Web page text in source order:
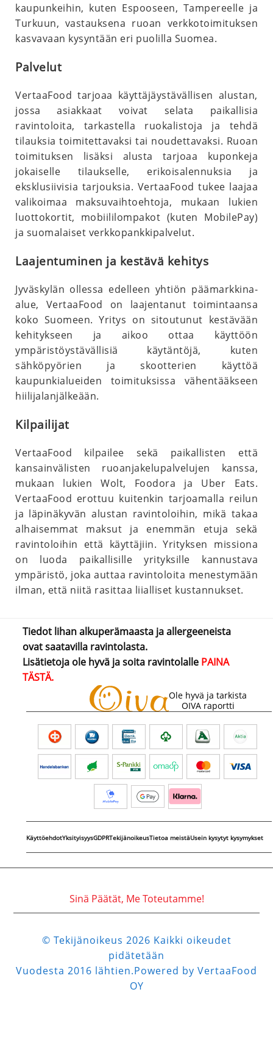
kaupunkeihin, kuten Espooseen, Tampereelle ja
Turkuun, vastauksena ruoan verkkotoimituksen
kasvavaan kysyntään eri puolilla Suomea.
Palvelut
VertaaFood tarjoaa käyttäjäystävällisen alustan,
jossa asiakkaat voivat selata paikallisia
ravintoloita, tarkastella ruokalistoja ja tehdä
tilauksia toimitettavaksi tai noudettavaksi. Ruoan
toimituksen lisäksi alusta tarjoaa kuponkeja
jokaiselle tilaukselle, erikoisalennuksia ja
eksklusiivisia tarjouksia. VertaaFood tukee laajaa
valikoimaa maksuvaihtoehtoja, mukaan lukien
luottokortit, mobiililompakot (kuten MobilePay)
ja suomalaiset verkkopankkipalvelut.
Laajentuminen ja kestävä kehitys
Jyväskylän ollessa edelleen yhtiön päämarkkina-
alue, VertaaFood on laajentanut toimintaansa
koko Suomeen. Yritys on sitoutunut kestävään
kehitykseen ja aikoo ottaa käyttöön
ympäristöystävällisiä käytäntöjä, kuten
sähköpyörien ja skootterien käyttöä
kaupunkialueiden toimituksissa vähentääkseen
hiilijalanjälkeään.
Kilpailijat
VertaaFood kilpailee sekä paikallisten että
kansainvälisten ruoanjakelupalvelujen kanssa,
mukaan lukien Wolt, Foodora ja Uber Eats.
VertaaFood erottuu kuitenkin tarjoamalla reilun
ja läpinäkyvän alustan ravintoloihin, mikä takaa
alhaisemmat maksut ja enemmän etuja sekä
ravintoloihin että käyttäjiin. Yrityksen missiona
on luoda paikallisille yrityksille kannustava
ympäristö, joka auttaa ravintoloita menestymään
ilman, että niitä rasittaa liialliset kustannukset.
Tiedot lihan alkuperämaasta ja allergeeneista
ovat saatavilla ravintolasta.
Lisätietoja ole hyvä ja soita ravintolalle PAINA
TÄSTÄ.
Ole hyvä ja tarkista
OIVA raportti
KäyttöehdotYksityisyysGDPRTekijänoikeusTietoa meistäUsein kysytyt kysymykset
Sinä Päätät, Me Toteutamme!
© Tekijänoikeus 2026 Kaikki oikeudet
pidätetään
Vuodesta 2016 lähtien.Powered by VertaaFood
OY